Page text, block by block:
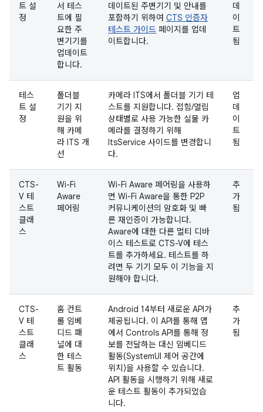
트 설
정
서 테스
트에 필
요한 주
변기기를
업데이트
합니다.
데이트된 주변기기 및 안내를
포함하기 위하여 CTS 인증자
테스트 가이드 페이지를 업데
이트합니다.
데
이
트
됨
테스
트 설
정
폴더블
기기 지
원을 위
해 카메
라 ITS 개
선
카메라 ITS에서 폴더블 기기 테
스트를 지원합니다. 접힘/열림
상태별로 사용 가능한 실물 카
메라를 결정하기 위해
ItsService 사이드를 변경합니
다.
업
데
이
트
됨
CTS-
V 테
스트
클래
스
Wi-Fi
Aware
페어링
Wi-Fi Aware 페어링을 사용하
면 Wi-Fi Aware을 통한 P2P
커뮤니케이션의 암호화 및 빠
른 재인증이 가능합니다.
Aware에 대한 다른 멀티 디바
이스 테스트로 CTS-V에 테스
트를 추가하세요. 테스트를 하
려면 두 기기 모두 이 기능을 지
원해야 합니다.
추
가
됨
CTS-
V 테
스트
클래
스
홈 컨트
롤 임베
디드 패
널에 대
한 테스
트 활동
Android 14부터 새로운 API가
제공됩니다. 이 API를 통해 앱
에서 Controls API를 통해 정
보를 전달하는 대신 임베디드
활동(SystemUI 제어 공간에
위치)을 사용할 수 있습니다.
API 활동을 시행하기 위해 새로
운 테스트 활동이 추가되었습
니다.
추
가
됨